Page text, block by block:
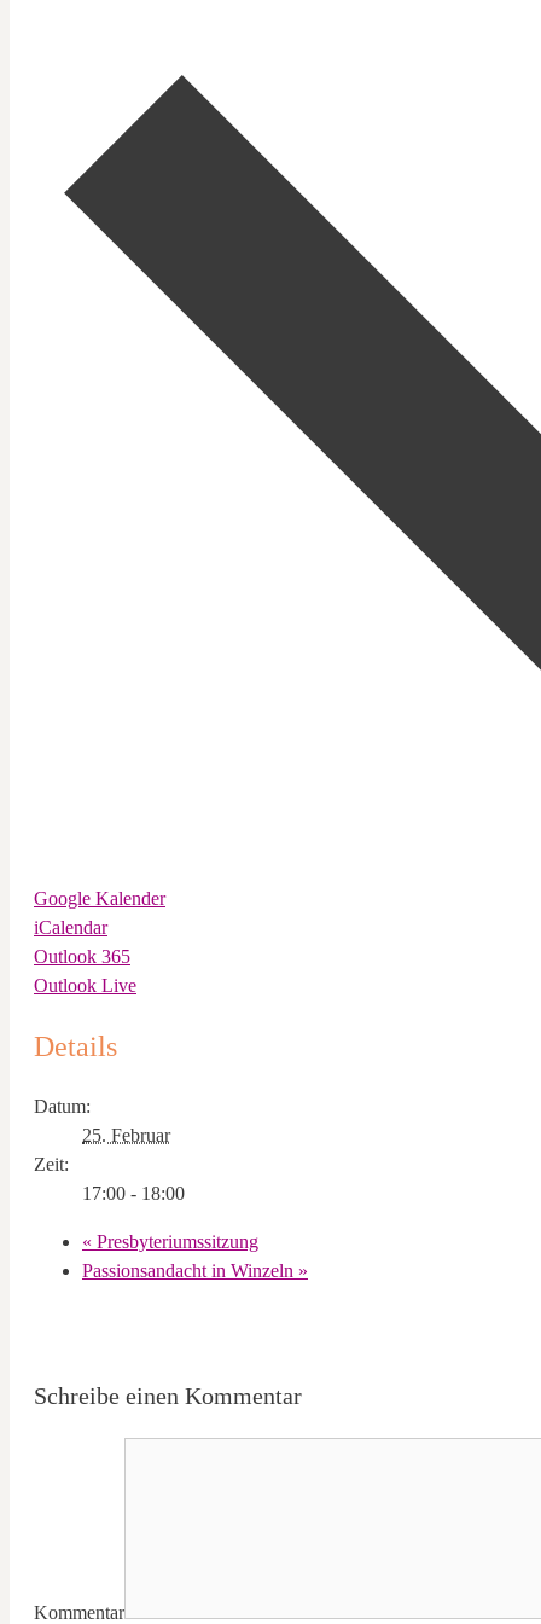
Google Kalender
iCalendar
Outlook 365
Outlook Live
Details
Datum:
25. Februar
Zeit:
17:00 - 18:00
« Presbyteriumssitzung
Passionsandacht in Winzeln »
Schreibe einen Kommentar
Kommentar